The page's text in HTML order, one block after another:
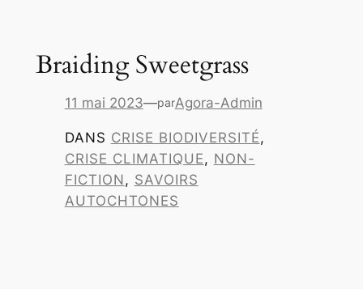
Braiding Sweetgrass
11 mai 2023—parAgora-Admin
DANS CRISE BIODIVERSITÉ
CRISE CLIMATIQUE, NON-
FICTION, SAVOIRS
AUTOCHTONES